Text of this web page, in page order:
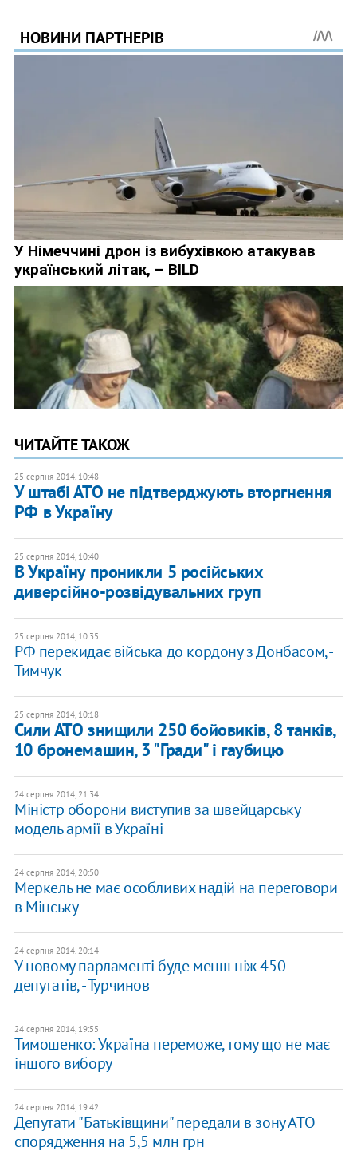
ЧИТАЙТЕ ТАКОЖ
25 серпня 2014, 10:48
У штабі АТО не підтверджують вторгнення
РФ в Україну
25 серпня 2014, 10:40
В Україну проникли 5 російських
диверсійно-розвідувальних груп
25 серпня 2014, 10:35
РФ перекидає війська до кордону з Донбасом, -
Тимчук
25 серпня 2014, 10:18
Сили АТО знищили 250 бойовиків, 8 танків,
10 бронемашин, 3 "Гради" і гаубицю
24 серпня 2014, 21:34
Міністр оборони виступив за швейцарську
модель армії в Україні
24 серпня 2014, 20:50
Меркель не має особливих надій на переговори
в Мінську
24 серпня 2014, 20:14
У новому парламенті буде менш ніж 450
депутатів, - Турчинов
24 серпня 2014, 19:55
Тимошенко: Україна переможе, тому що не має
іншого вибору
24 серпня 2014, 19:42
Депутати "Батьківщини" передали в зону АТО
спорядження на 5,5 млн грн